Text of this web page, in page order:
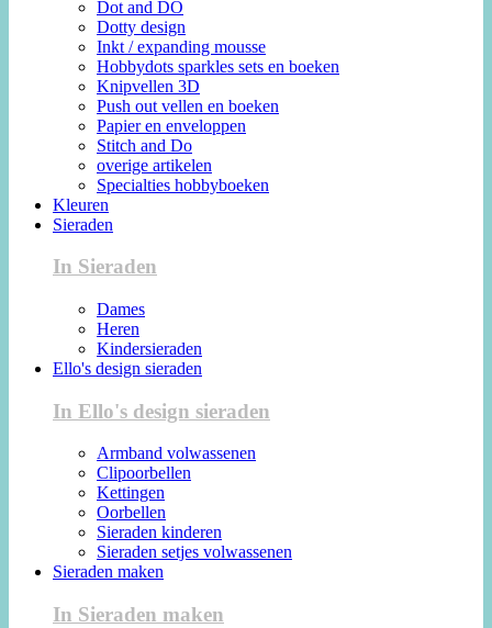
Dot and DO
Dotty design
Inkt / expanding mousse
Hobbydots sparkles sets en boeken
Knipvellen 3D
Push out vellen en boeken
Papier en enveloppen
Stitch and Do
overige artikelen
Specialties hobbyboeken
Kleuren
Sieraden
In Sieraden
Dames
Heren
Kindersieraden
Ello's design sieraden
In Ello's design sieraden
Armband volwassenen
Clipoorbellen
Kettingen
Oorbellen
Sieraden kinderen
Sieraden setjes volwassenen
Sieraden maken
In Sieraden maken